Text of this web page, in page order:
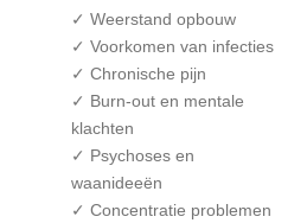
✓ Weerstand opbouw
✓ Voorkomen van infecties
✓ Chronische pijn
✓ Burn-out en mentale
klachten
✓ Psychoses en
waanideeën
✓ Concentratie problemen